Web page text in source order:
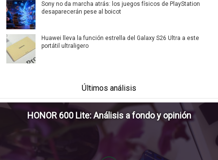
Sony no da marcha atrás: los juegos físicos de PlayStation
desaparecerán pese al boicot
Huawei lleva la función estrella del Galaxy S26 Ultra a este
portátil ultraligero
Últimos análisis
HONOR 600 Lite: Análisis a fondo y opinión